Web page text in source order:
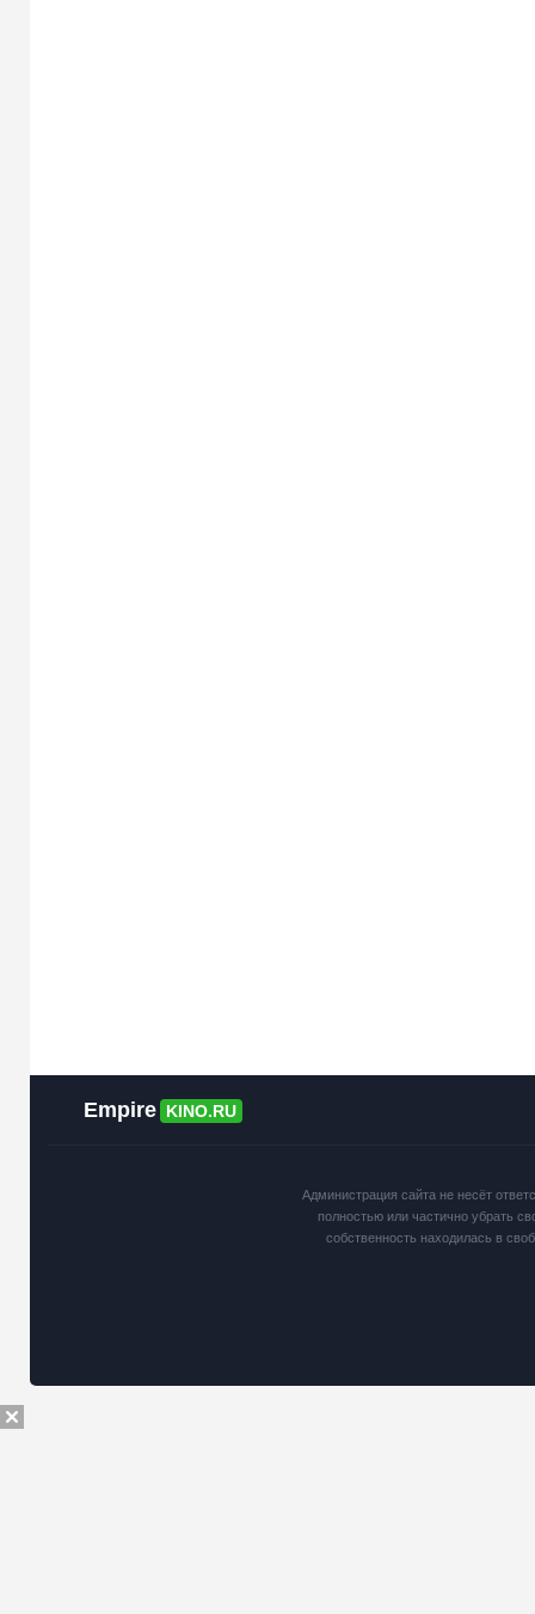
Empire KINO.RU
Администрация сайта не несёт
полностью или частично убрать
собственность находилась в